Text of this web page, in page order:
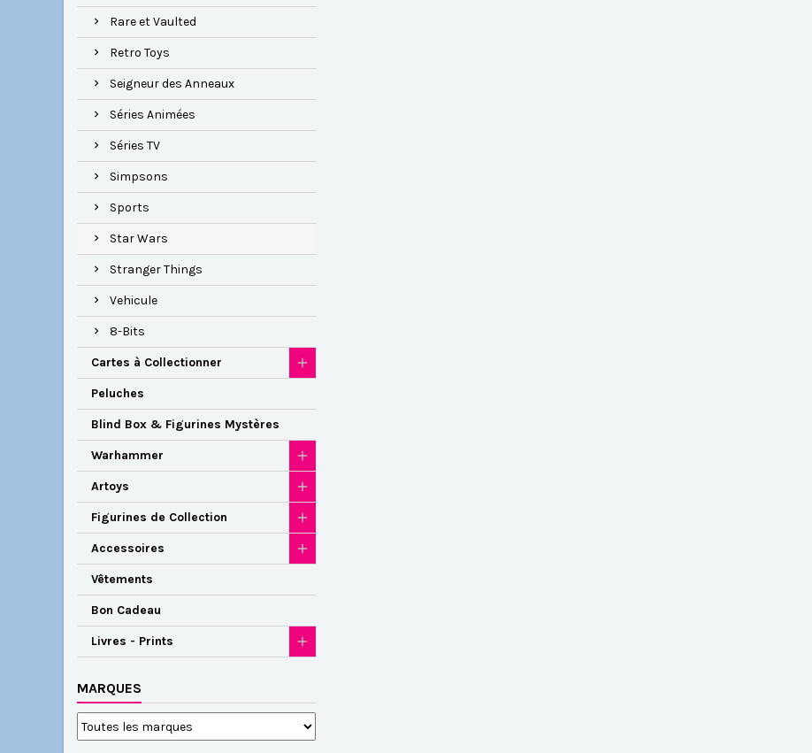
Rare et Vaulted
Retro Toys
Seigneur des Anneaux
Séries Animées
Séries TV
Simpsons
Sports
Star Wars
Stranger Things
Vehicule
8-Bits
Cartes à Collectionner
Peluches
Blind Box & Figurines Mystères
Warhammer
Artoys
Figurines de Collection
Accessoires
Vêtements
Bon Cadeau
Livres - Prints
MARQUES